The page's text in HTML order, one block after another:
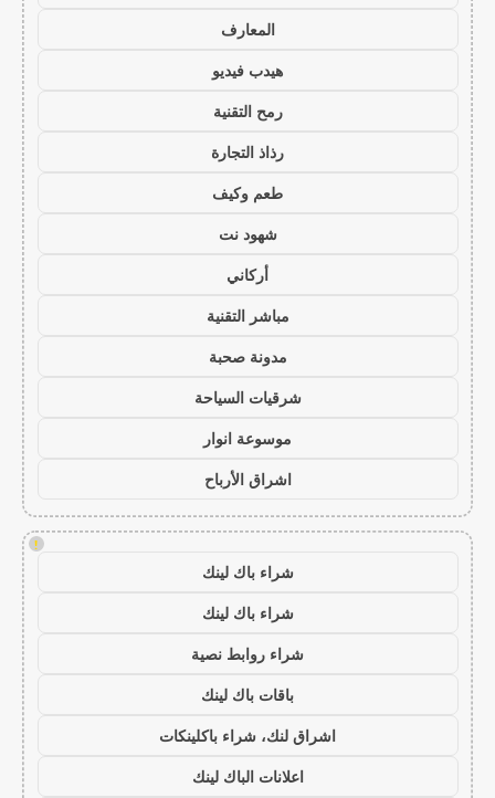
المعارف
هيدب فيديو
رمح التقنية
رذاذ التجارة
طعم وكيف
شهود نت
أركاني
مباشر التقنية
مدونة صحبة
شرقيات السياحة
موسوعة انوار
اشراق الأرباح
!
شراء باك لينك
شراء باك لينك
شراء روابط نصية
باقات باك لينك
اشراق لنك، شراء باكلينكات
اعلانات الباك لينك